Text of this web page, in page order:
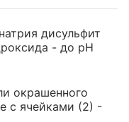
дисульфит
- до рН
окрашенного
с ячейками (2) -